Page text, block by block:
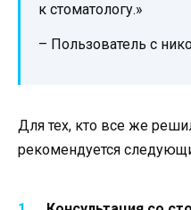
к стоматологу.»
– Пользователь с
Для тех, кто все же
рекомендуется